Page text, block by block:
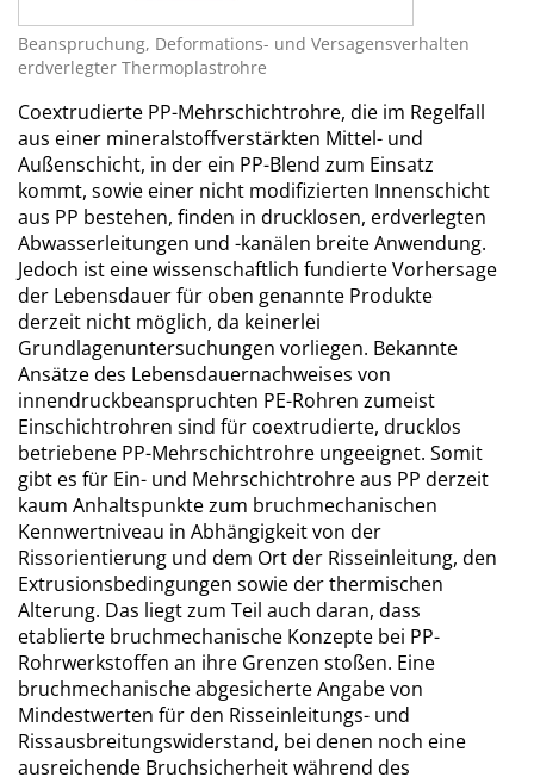
Beanspruchung, Deformations- und Versagensverhalten
erdverlegter Thermoplastrohre
Coextrudierte PP-Mehrschichtrohre, die im Regelfall
aus einer mineralstoffverstärkten Mittel- und
Außenschicht, in der ein PP-Blend zum Einsatz
kommt, sowie einer nicht modifizierten Innenschicht
aus PP bestehen, finden in drucklosen, erdverlegten
Abwasserleitungen und -kanälen breite Anwendung.
Jedoch ist eine wissenschaftlich fundierte Vorhersage
der Lebensdauer für oben genannte Produkte
derzeit nicht möglich, da keinerlei
Grundlagenuntersuchungen vorlie­gen. Bekannte
Ansätze des Lebensdauernachweises von
innendruckbeanspruchten PE-Rohren zumeist
Einschichtrohren sind für coextrudierte, drucklos
betriebene PP-Mehrschichtrohre ungeeignet. Somit
gibt es für Ein- und Mehrschichtrohre aus PP derzeit
kaum Anhaltspunkte zum bruchmechanischen
Kennwertniveau in Abhängigkeit von der
Rissorientierung und dem Ort der Risseinleitung, den
Extrusionsbedingungen sowie der thermischen
Alterung. Das liegt zum Teil auch daran, dass
etablierte bruch­mechanische Konzepte bei PP-
Rohrwerkstoffen an ihre Grenzen stoßen. Eine
bruchmechanische abgesicherte Angabe von
Mindestwerten für den Risseinleitungs- und
Rissausbreitungswiderstand, bei denen noch eine
ausreichende Bruchsicherheit während des